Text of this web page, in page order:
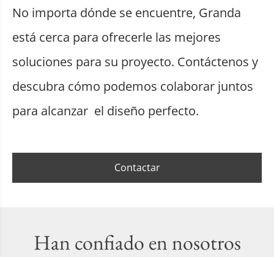
No importa dónde se encuentre, Granda
está cerca para ofrecerle las mejores
soluciones para su proyecto. Contáctenos y
descubra cómo podemos colaborar juntos
para alcanzar el diseño perfecto.
Contactar
Han confiado en nosotros